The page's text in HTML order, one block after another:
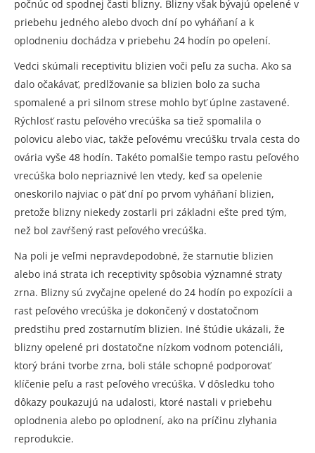
počnúc od spodnej časti blizny. Blizny však bývajú opelené v
priebehu jedného alebo dvoch dní po vyháňaní a k
oplodneniu dochádza v priebehu 24 hodín po opelení.
Vedci skúmali receptivitu blizien voči peľu za sucha. Ako sa
dalo očakávať, predlžovanie sa blizien bolo za sucha
spomalené a pri silnom strese mohlo byť úplne zastavené.
Rýchlosť rastu peľového vrecúška sa tiež spomalila o
polovicu alebo viac, takže peľovému vrecúšku trvala cesta do
ovária vyše 48 hodín. Takéto pomalšie tempo rastu peľového
vrecúška bolo nepriaznivé len vtedy, keď sa opelenie
oneskorilo najviac o päť dní po prvom vyháňaní blizien,
pretože blizny niekedy zostarli pri základni ešte pred tým,
než bol zavŕšený rast peľového vrecúška.
Na poli je veľmi nepravdepodobné, že starnutie blizien
alebo iná strata ich receptivity spôsobia významné straty
zrna. Blizny sú zvyčajne opelené do 24 hodín po expozícii a
rast peľového vrecúška je dokončený v dostatočnom
predstihu pred zostarnutím blizien. Iné štúdie ukázali, že
blizny opelené pri dostatočne nízkom vodnom potenciáli,
ktorý bráni tvorbe zrna, boli stále schopné podporovať
klíčenie peľu a rast peľového vrecúška. V dôsledku toho
dôkazy poukazujú na udalosti, ktoré nastali v priebehu
oplodnenia alebo po oplodnení, ako na príčinu zlyhania
reprodukcie.